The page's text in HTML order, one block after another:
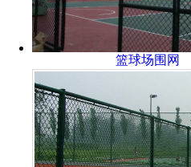
篮球场围网